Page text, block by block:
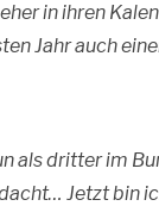
in ihren
Jahr auch
als dritter im
Jetzt bin